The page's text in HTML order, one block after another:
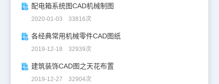
配电箱系统图CAD机械制图
2020-01-03 33816次
各经典常用机械零件CAD图纸
2019-12-18 32939次
建筑装饰CAD图之天花布置
2019-12-27 32904次